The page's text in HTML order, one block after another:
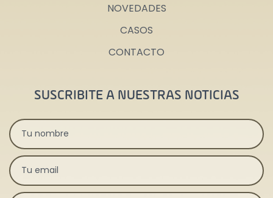
NOVEDADES
CASOS
CONTACTO
SUSCRIBITE A NUESTRAS NOTICIAS